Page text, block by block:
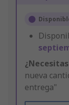
nueva
entrega"